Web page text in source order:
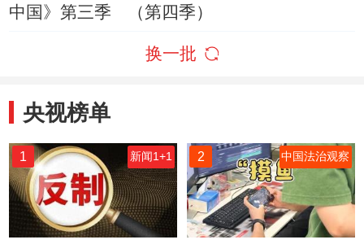
中国》第三季
（第四季）
换一批
央视榜单
1 新闻1+1 2 中国法治观察